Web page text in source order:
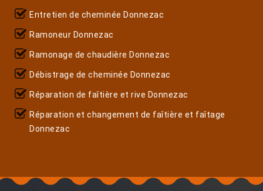
Entretien de cheminée Donnezac
Ramoneur Donnezac
Ramonage de chaudière Donnezac
Débistrage de cheminée Donnezac
Réparation de faîtière et rive Donnezac
Réparation et changement de faîtière et faîtage
Donnezac